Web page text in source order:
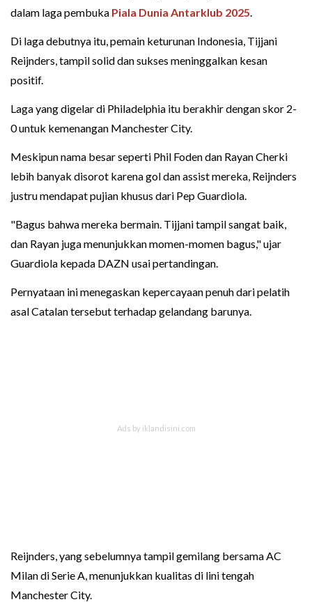
dalam laga pembuka Piala Dunia Antarklub 2025.
Di laga debutnya itu, pemain keturunan Indonesia, Tijjani
Reijnders, tampil solid dan sukses meninggalkan kesan
positif.
Laga yang digelar di Philadelphia itu berakhir dengan skor 2-
0 untuk kemenangan Manchester City.
Meskipun nama besar seperti Phil Foden dan Rayan Cherki
lebih banyak disorot karena gol dan assist mereka, Reijnders
justru mendapat pujian khusus dari Pep Guardiola.
"Bagus bahwa mereka bermain. Tijjani tampil sangat baik,
dan Rayan juga menunjukkan momen-momen bagus," ujar
Guardiola kepada DAZN usai pertandingan.
Pernyataan ini menegaskan kepercayaan penuh dari pelatih
asal Catalan tersebut terhadap gelandang barunya.
Reijnders, yang sebelumnya tampil gemilang bersama AC
Milan di Serie A, menunjukkan kualitas di lini tengah
Manchester City.